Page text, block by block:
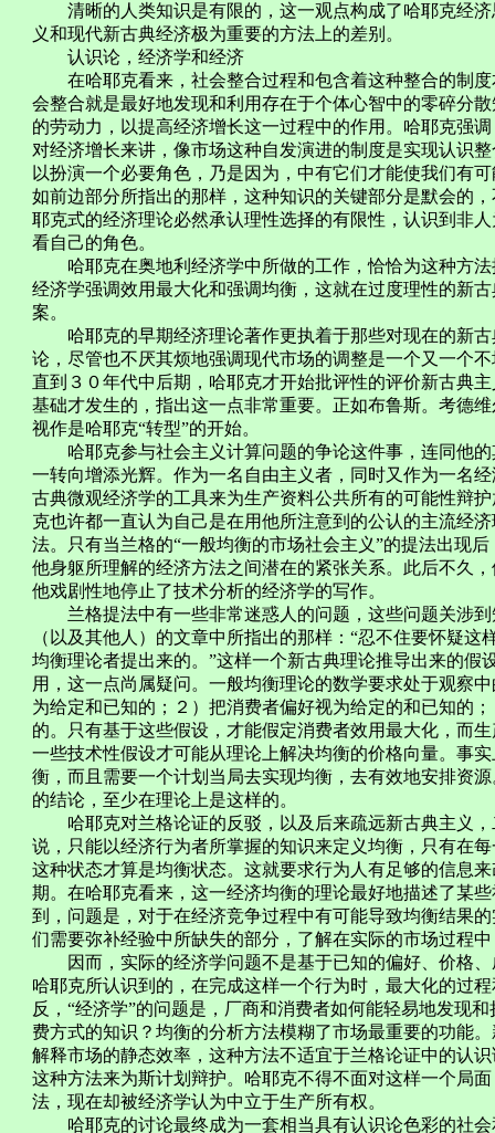
清晰的人类知识是有限的，这一观点构成了哈耶克经济
义和现代新古典经济极为重要的方法上的差别。
认识论，经济学和经济
在哈耶克看来，社会整合过程和包含着这种整合的制度
会整合就是最好地发现和利用存在于个体心智中的零碎分
的劳动力，以提高经济增长这一过程中的作用。哈耶克强
对经济增长来讲，像市场这种自发演进的制度是实现认识
以扮演一个必要角色，乃是因为，中有它们才能使我们有
如前边部分所指出的那样，这种知识的关键部分是默会的
耶克式的经济理论必然承认理性选择的有限性，认识到非
看自己的角色。
哈耶克在奥地利经济学中所做的工作，恰恰为这种方法
经济学强调效用最大化和强调均衡，这就在过度理性的新
案。
哈耶克的早期经济理论著作更执着于那些对现在的新古
论，尽管也不厌其烦地强调现代市场的调整是一个又一个
直到３０年代中后期，哈耶克才开始批评性的评价新古典
基础才发生的，指出这一点非常重要。正如布鲁斯。考德
视作是哈耶克“转型”的开始。
哈耶克参与社会主义计算问题的争论这件事，连同他的
一转向增添光辉。作为一名自由主义者，同时又作为一名
古典微观经济学的工具来为生产资料公共所有的可能性辩
克也许都一直认为自己是在用他所注意到的公认的主流经
法。只有当兰格的“一般均衡的市场社会主义”的提法出现
他身躯所理解的经济方法之间潜在的紧张关系。此后不久
他戏剧性地停止了技术分析的经济学的写作。
兰格提法中有一些非常迷惑人的问题，这些问题关涉到
（以及其他人）的文章中所指出的那样：“忍不住要怀疑
均衡理论者提出来的。”这样一个新古典理论推导出来的假
用，这一点尚属疑问。一般均衡理论的数学要求处于观察
为给定和已知的；２）把消费者偏好视为给定的和已知的
的。只有基于这些假设，才能假定消费者效用最大化，而
一些技术性假设才可能从理论上解决均衡的价格向量。事
衡，而且需要一个计划当局去实现均衡，去有效地安排资
的结论，至少在理论上是这样的。
哈耶克对兰格论证的反驳，以及后来疏远新古典主义，
说，只能以经济行为者所掌握的知识来定义均衡，只有在
这种状态才算是均衡状态。这就要求行为人有足够的信息
期。在哈耶克看来，这一经济均衡的理论最好地描述了某
到，问题是，对于在经济竞争过程中有可能导致均衡结果
们需要弥补经验中所缺失的部分，了解在实际的市场过程
因而，实际的经济学问题不是基于已知的偏好、价格、
哈耶克所认识到的，在完成这样一个行为时，最大化的过
反，“经济学”的问题是，厂商和消费者如何能轻易地发现
费方式的知识？均衡的分析方法模糊了市场最重要的功能
解释市场的静态效率，这种方法不适宜于兰格论证中的认
这种方法来为斯计划辩护。哈耶克不得不面对这样一个局
法，现在却被经济学认为中立于生产所有权。
哈耶克的讨论最终成为一套相当具有认识论色彩的社会